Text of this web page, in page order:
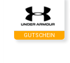
GUTSCHEIN